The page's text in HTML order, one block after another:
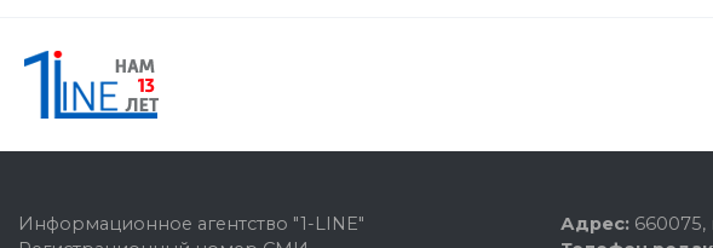
Информационное агентство "1-LINE"
Адрес: 660075,